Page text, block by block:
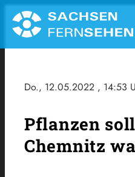
Do., 12.05.2022 , 14:53
Pflanzen
Chemnitz